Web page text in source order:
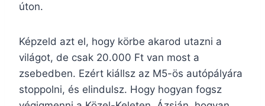
úton.
Képzeld azt el, hogy körbe akarod utazni a
világot, de csak 20.000 Ft van most a
zsebedben. Ezért kiállsz az M5-ös autópályára
stoppolni, és elindulsz. Hogy hogyan fogsz